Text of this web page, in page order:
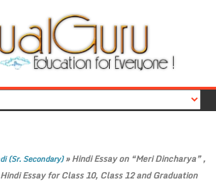
(Sr. Secondary)»Hindi Essay on “Meri Dincharya” ,
Hindi Essay for Class 10, Class 12 and Graduation